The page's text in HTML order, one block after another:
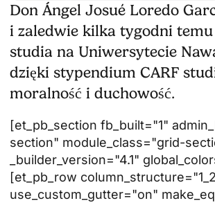
Don Ángel Josué Loredo
i zaledwie kilka tygodni temu
studia na Uniwersytecie
dzięki stypendium CARF
moralność i duchowość.
[et_pb_section fb_built="1"
section" module_class="grid-
_builder_version="4.1"
[et_pb_row
use_custom_gutter="on"